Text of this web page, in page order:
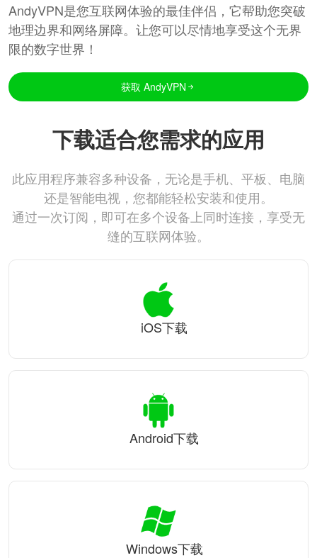
AndyVPN是您互联网体验的最佳伴侣，它帮助您突破
地理边界和网络屏障。让您可以尽情地享受这个无界
限的数字世界！
获取 AndyVPN
下载适合您需求的应用
此应用程序兼容多种设备，无论是手机、平板、电脑
还是智能电视，您都能轻松安装和使用。
通过一次订阅，即可在多个设备上同时连接，享受无
缝的互联网体验。
iOS下载
Android下载
Windows下载